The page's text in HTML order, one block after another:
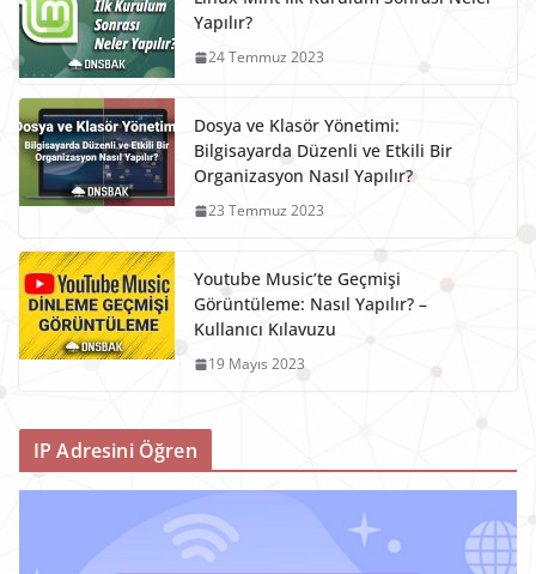
Yapılır?
24 Temmuz 2023
Dosya ve Klasör Yönetimi:
Bilgisayarda Düzenli ve Etkili Bir
Organizasyon Nasıl Yapılır?
23 Temmuz 2023
Youtube Music’te Geçmişi
Görüntüleme: Nasıl Yapılır? –
Kullanıcı Kılavuzu
19 Mayıs 2023
IP Adresini Öğren